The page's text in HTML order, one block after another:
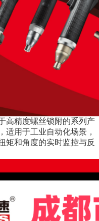
高精度螺丝锁附的系列产
适用于工业自动化场景，
矩和角度的实时监控与反